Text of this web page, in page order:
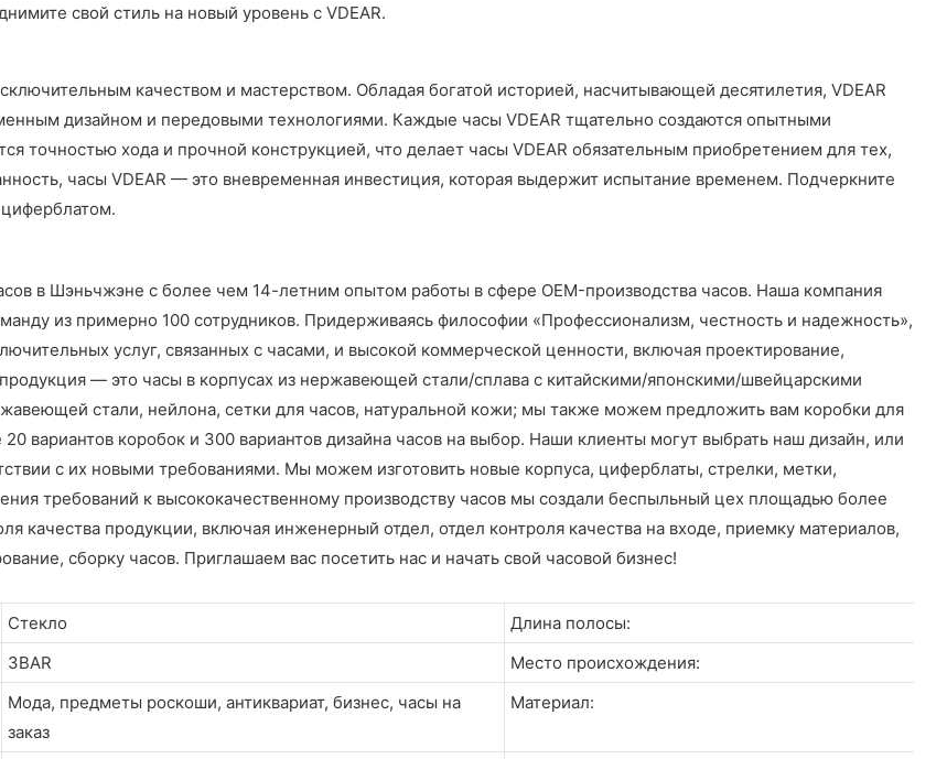
свой стиль на новый уровень с VDEAR.
качеством и мастерством. Обладая богатой историей, насчитывающей десятилетия, VDEAR
дизайном и передовыми технологиями. Каждые часы VDEAR тщательно создаются опытными
точностью хода и прочной конструкцией, что делает часы VDEAR обязательным приобретением для тех,
часы VDEAR — это вневременная инвестиция, которая выдержит испытание временем. Подчеркните
в Шэньчжэне с более чем 14-летним опытом работы в сфере OEM-производства часов. Наша компания
из примерно 100 сотрудников. Придерживаясь философии «Профессионализм, честность и надежность»,
услуг, связанных с часами, и высокой коммерческой ценности, включая проектирование,
— это часы в корпусах из нержавеющей стали/сплава с китайскими/японскими/швейцарскими
стали, нейлона, сетки для часов, натуральной кожи; мы также можем предложить вам коробки для
вариантов коробок и 300 вариантов дизайна часов на выбор. Наши клиенты могут выбрать наш дизайн, или
с их новыми требованиями. Мы можем изготовить новые корпуса, циферблаты, стрелки, метки,
требований к высококачественному производству часов мы создали беспыльный цех площадью более
качества продукции, включая инженерный отдел, отдел контроля качества на входе, приемку материалов,
сборку часов. Приглашаем вас посетить нас и начать свой часовой бизнес!
Стекло
Длина полосы:
3BAR
Место происхождения:
Мода, предметы роскоши, антиквариат, бизнес, часы на
заказ
Материал: